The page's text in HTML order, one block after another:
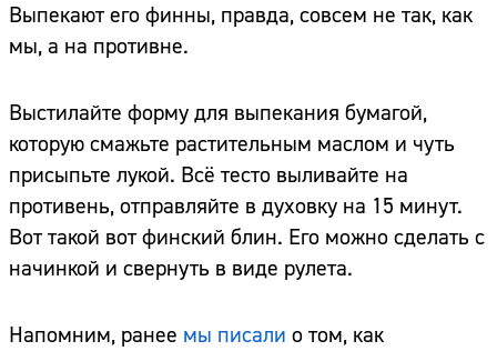
Выпекают его финны, правда, совсем не так, как
мы, а на противне.
Выстилайте форму для выпекания бумагой,
которую смажьте растительным маслом и чуть
присыпьте лукой. Всё тесто выливайте на
противень, отправляйте в духовку на 15 минут.
Вот такой вот финский блин. Его можно сделать с
начинкой и свернуть в виде рулета.
Напомним, ранее мы писали о том, как